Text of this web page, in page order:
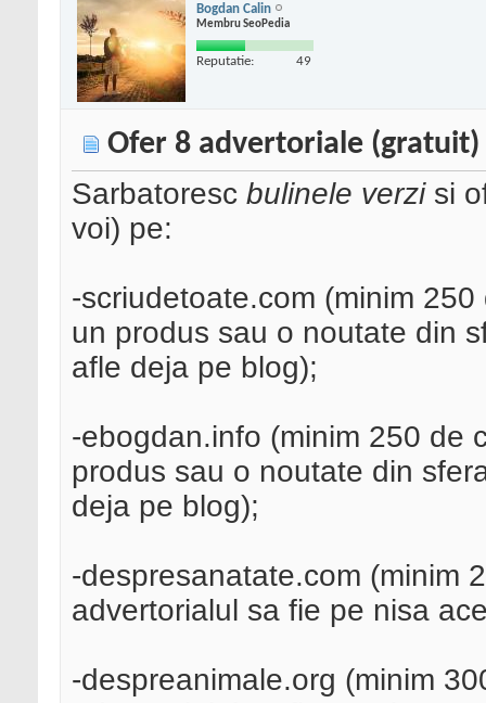
Bogdan Calin
Membru SeoPedia
Reputatie: 49
Ofer 8 advertoriale (gratuit)
Sarbatoresc bulinele verzi si
voi) pe:
-scriudetoate.com (minim
un produs sau o noutate din
afle deja pe blog);
-ebogdan.info (minim 250 de
produs sau o noutate din
deja pe blog);
-despresanatate.com (minim
advertorialul sa fie pe nisa
-despreanimale.org (minim